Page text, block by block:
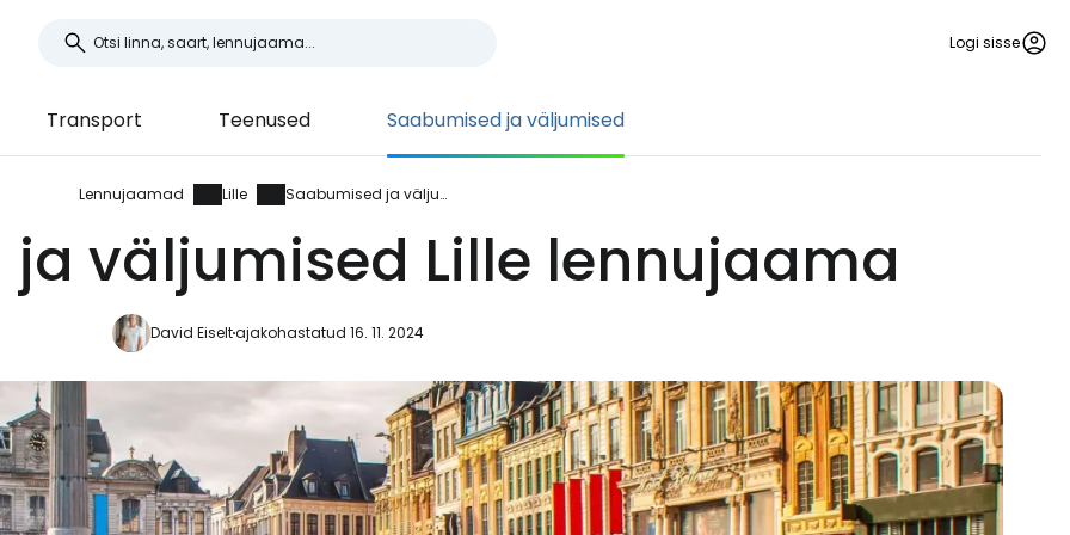
Logi sisse
Transport Teenused Saabumised ja väljumised
Lennujaamad Lille Saabumised ja väljumised
väljumised Lille lennujaama
David Eiseltajakohastatud 16. 11. 2024